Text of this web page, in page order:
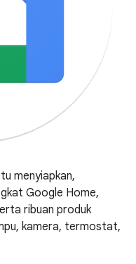
menyiapkan,
Google Home,
ribuan produk
kamera, termostat,